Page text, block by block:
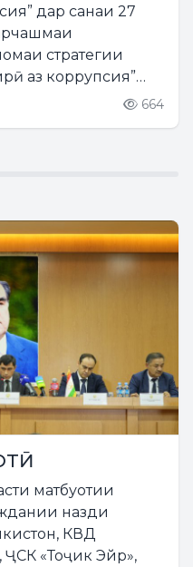
дар санаи 27
стратегии
аз коррупсия”
664
матбуотии
назди
КВД
ҶСК «Тоҷик Эйр»,